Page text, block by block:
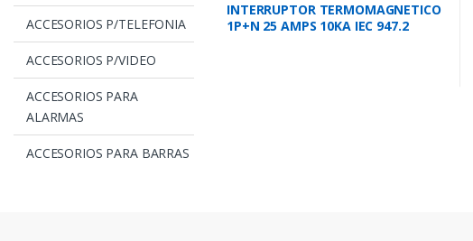
ACCESORIOS P/TELEFONIA
ACCESORIOS P/VIDEO
ACCESORIOS PARA
ALARMAS
ACCESORIOS PARA BARRAS
INTERRUPTOR TERMOMAGNETICO
1P+N 25 AMPS 10KA IEC 947.2